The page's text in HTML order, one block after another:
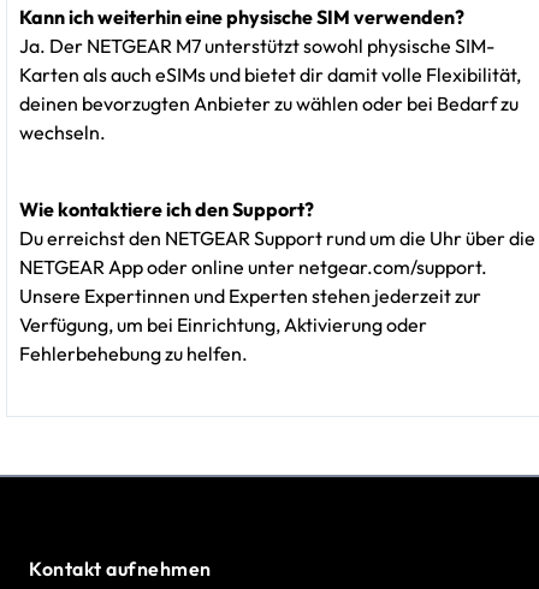
Kann ich weiterhin eine physische SIM verwenden?
Ja. Der NETGEAR M7 unterstützt sowohl physische SIM-
Karten als auch eSIMs und bietet dir damit volle Flexibilität,
deinen bevorzugten Anbieter zu wählen oder bei Bedarf zu
wechseln.
Wie kontaktiere ich den Support?
Du erreichst den NETGEAR Support rund um die Uhr über die
NETGEAR App oder online unter netgear.com/support.
Unsere Expertinnen und Experten stehen jederzeit zur
Verfügung, um bei Einrichtung, Aktivierung oder
Fehlerbehebung zu helfen.
Kontakt aufnehmen